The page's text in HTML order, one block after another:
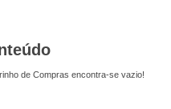
de Compras encontra-se vazio!